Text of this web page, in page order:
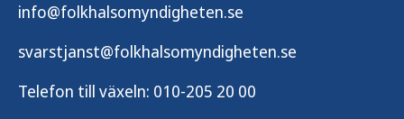
info@folkhalsomyndigheten.se
svarstjanst@folkhalsomyndigheten.se
Telefon till växeln: 010-205 20 00